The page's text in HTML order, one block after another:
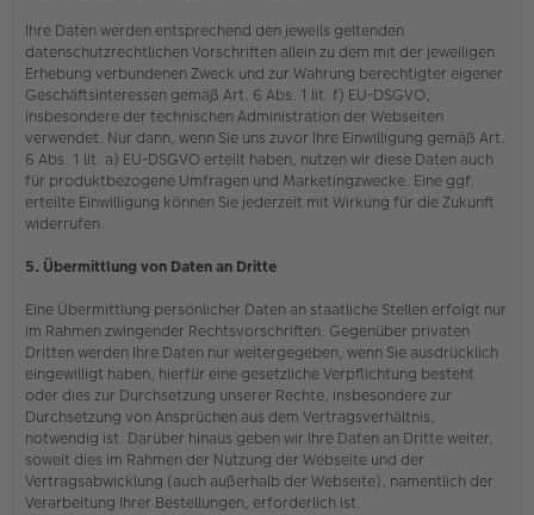
Ihre Daten werden entsprechend den jeweils geltenden
datenschutzrechtlichen Vorschriften allein zu dem mit der jeweiligen
Erhebung verbundenen Zweck und zur Wahrung berechtigter eigener
Geschäftsinteressen gemäß Art. 6 Abs. 1 lit. f) EU-DSGVO,
insbesondere der technischen Administration der Webseiten
verwendet. Nur dann, wenn Sie uns zuvor Ihre Einwilligung gemäß Art.
6 Abs. 1 lit. a) EU-DSGVO erteilt haben, nutzen wir diese Daten auch
für produktbezogene Umfragen und Marketingzwecke. Eine ggf.
erteilte Einwilligung können Sie jederzeit mit Wirkung für die Zukunft
widerrufen.
5. Übermittlung von Daten an Dritte
Eine Übermittlung persönlicher Daten an staatliche Stellen erfolgt nur
im Rahmen zwingender Rechtsvorschriften. Gegenüber privaten
Dritten werden Ihre Daten nur weitergegeben, wenn Sie ausdrücklich
eingewilligt haben, hierfür eine gesetzliche Verpflichtung besteht
oder dies zur Durchsetzung unserer Rechte, insbesondere zur
Durchsetzung von Ansprüchen aus dem Vertragsverhältnis,
notwendig ist. Darüber hinaus geben wir Ihre Daten an Dritte weiter,
soweit dies im Rahmen der Nutzung der Webseite und der
Vertragsabwicklung (auch außerhalb der Webseite), namentlich der
Verarbeitung Ihrer Bestellungen, erforderlich ist.